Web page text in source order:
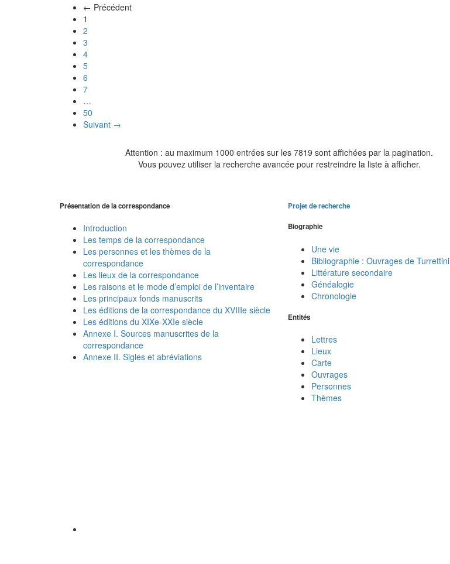
← Précédent
1
2
3
4
5
6
7
…
50
Suivant →
Attention : au maximum 1000 entrées sur les 7819 sont affichées par la pagination.
Vous pouvez utiliser la recherche avancée pour restreindre la liste à afficher.
Présentation de la correspondance
Introduction
Les temps de la correspondance
Les personnes et les thèmes de la
correspondance
Les lieux de la correspondance
Les raisons et le mode d’emploi de l’inventaire
Les principaux fonds manuscrits
Les éditions de la correspondance du XVIIIe siècle
Les éditions du XIXe-XXIe siècle
Annexe I. Sources manuscrites de la
correspondance
Annexe II. Sigles et abréviations
Projet de recherche
Biographie
Une vie
Bibliographie : Ouvrages de Turrettini
Littérature secondaire
Généalogie
Chronologie
Entités
Lettres
Lieux
Carte
Ouvrages
Personnes
Thèmes